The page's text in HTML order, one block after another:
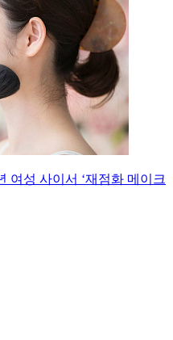
여성 사이서 ‘재점화 메이크